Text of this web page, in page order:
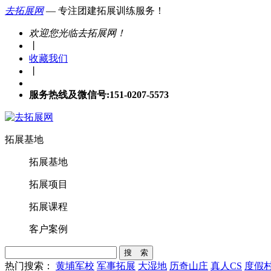
去拓展网— 专注团建拓展训练服务！
欢迎您光临去拓展网！
收藏我们
服务热线及微信号:151-0207-5573
拓展基地
拓展基地
拓展项目
拓展课程
客户案例
搜 索
热门搜索： 黄埔军校 军事拓展 大湿地 历奇山庄 真人CS 度假